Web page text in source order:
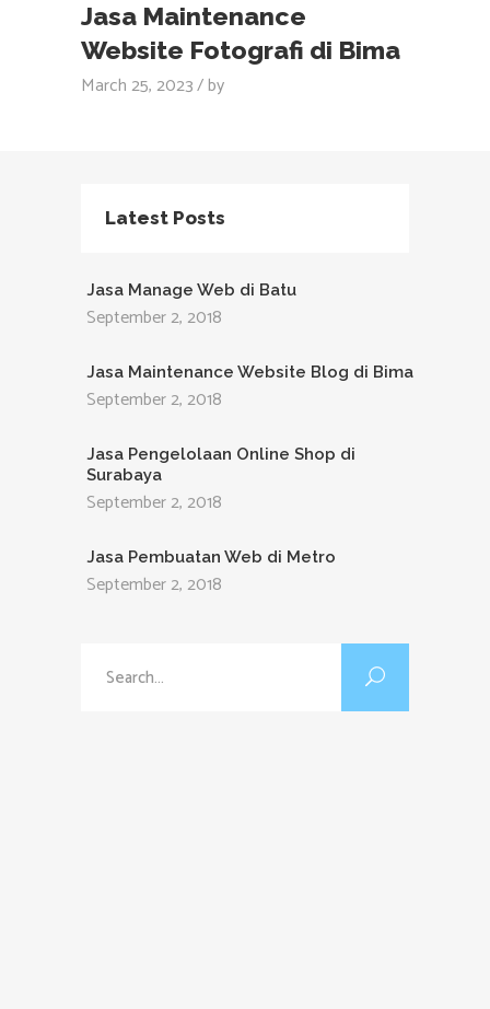
Jasa Maintenance
Website Fotografi di Bima
March 25, 2023 by
Latest Posts
Jasa Manage Web di Batu
September 2, 2018
Jasa Maintenance Website Blog di Bima
September 2, 2018
Jasa Pengelolaan Online Shop di
Surabaya
September 2, 2018
Jasa Pembuatan Web di Metro
September 2, 2018